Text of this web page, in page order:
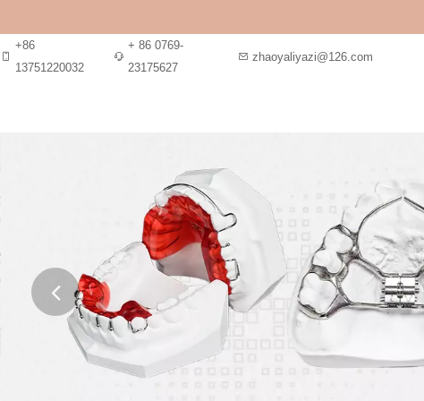
+86
13751220032
+ 86 0769-
23175627
zhaoyaliyazi@126.com